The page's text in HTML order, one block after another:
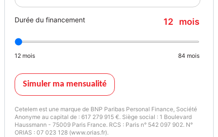
Durée du financement 12 mois
12 mois 84 mois
Simuler ma mensualité
Cetelem est une marque de BNP Paribas Personal Finance, Société
Anonyme au capital de : 617 279 915 €. Siège social : 1 Boulevard
Haussmann - 75009 Paris France. RCS : Paris n° 542 097 902. N°
ORIAS : 07 023 128 (www.orias.fr).